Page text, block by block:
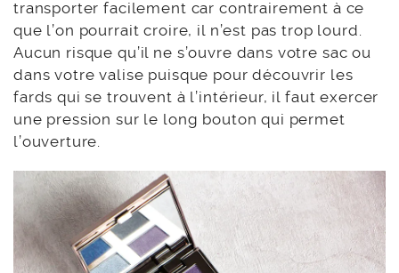
transporter facilement car contrairement à ce
que l’on pourrait croire, il n’est pas trop lourd.
Aucun risque qu’il ne s’ouvre dans votre sac ou
dans votre valise puisque pour découvrir les
fards qui se trouvent à l’intérieur, il faut exercer
une pression sur le long bouton qui permet
l’ouverture.